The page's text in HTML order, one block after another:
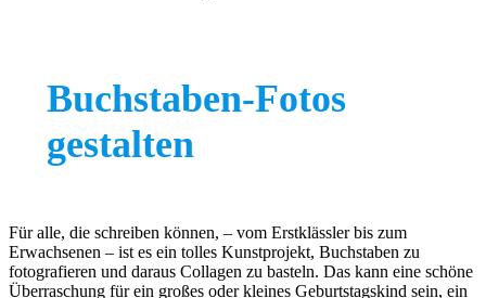
Buchstaben-Fotos
gestalten
Für alle, die schreiben können, – vom Erstklässler bis zum
Erwachsenen – ist es ein tolles Kunstprojekt, Buchstaben zu
fotografieren und daraus Collagen zu basteln. Das kann eine schöne
Überraschung für ein großes oder kleines Geburtstagskind sein, ein